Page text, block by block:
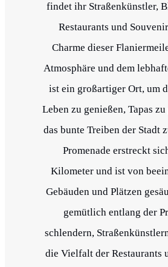
findet ihr Straßenkünstler,
Restaurants und
Charme dieser
Atmosphäre und dem
ist ein großartiger Ort, um
Leben zu genießen, Tapas
das bunte Treiben der Stadt
Promenade erstreckt
Kilometer und ist von
Gebäuden und Plätzen
gemütlich entlang der
schlendern,
die Vielfalt der Restaurants